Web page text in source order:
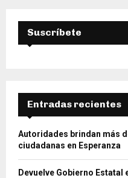
Suscríbete
Entradas recientes
Autoridades brindan más
ciudadanas en Esperanza
Devuelve Gobierno